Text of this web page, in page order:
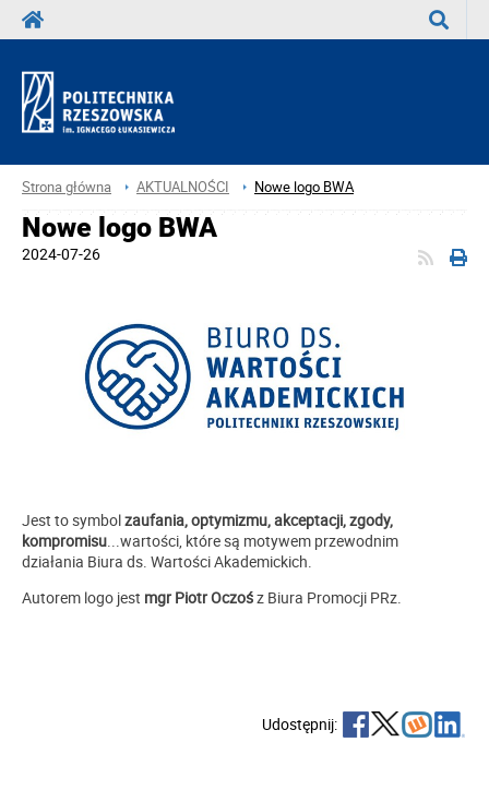
Strona główna AKTUALNOŚCI Nowe logo BWA
Nowe logo BWA
2024-07-26
Jest to symbolzaufania, optymizmu, akceptacji, zgody,
kompromisu ...wartości, które są motywem przewodnim
działania Biura ds. Wartości Akademickich.
Autorem logo jest mgr Piotr Oczośz Biura Promocji PRz.
Udostępnij: